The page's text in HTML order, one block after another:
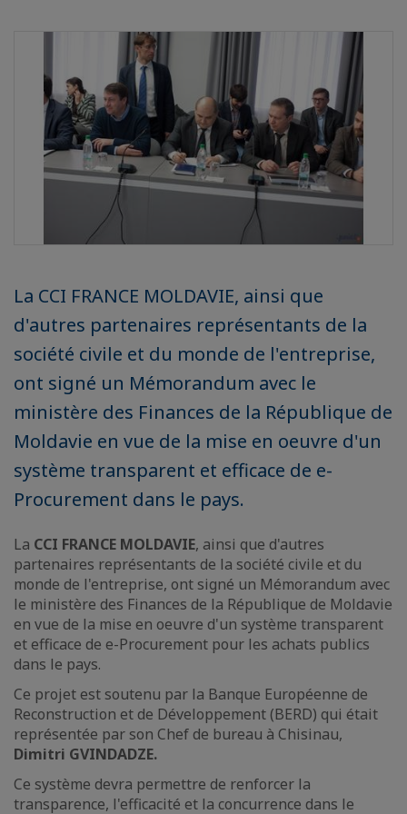
La CCI FRANCE MOLDAVIE, ainsi que
d'autres partenaires représentants de la
société civile et du monde de l'entreprise,
ont signé un Mémorandum avec le
ministère des Finances de la République de
Moldavie en vue de la mise en oeuvre d'un
système transparent et efficace de e-
Procurement dans le pays.
La CCI FRANCE MOLDAVIE, ainsi que d'autres
partenaires représentants de la société civile et du
monde de l'entreprise, ont signé un Mémorandum avec
le ministère des Finances de la République de Moldavie
en vue de la mise en oeuvre d'un système transparent
et efficace de e-Procurement pour les achats publics
dans le pays.
Ce projet est soutenu par la Banque Européenne de
Reconstruction et de Développement (BERD) qui était
représentée par son Chef de bureau à Chisinau,
Dimitri GVINDADZE.
Ce système devra permettre de renforcer la
transparence, l'efficacité et la concurrence dans le